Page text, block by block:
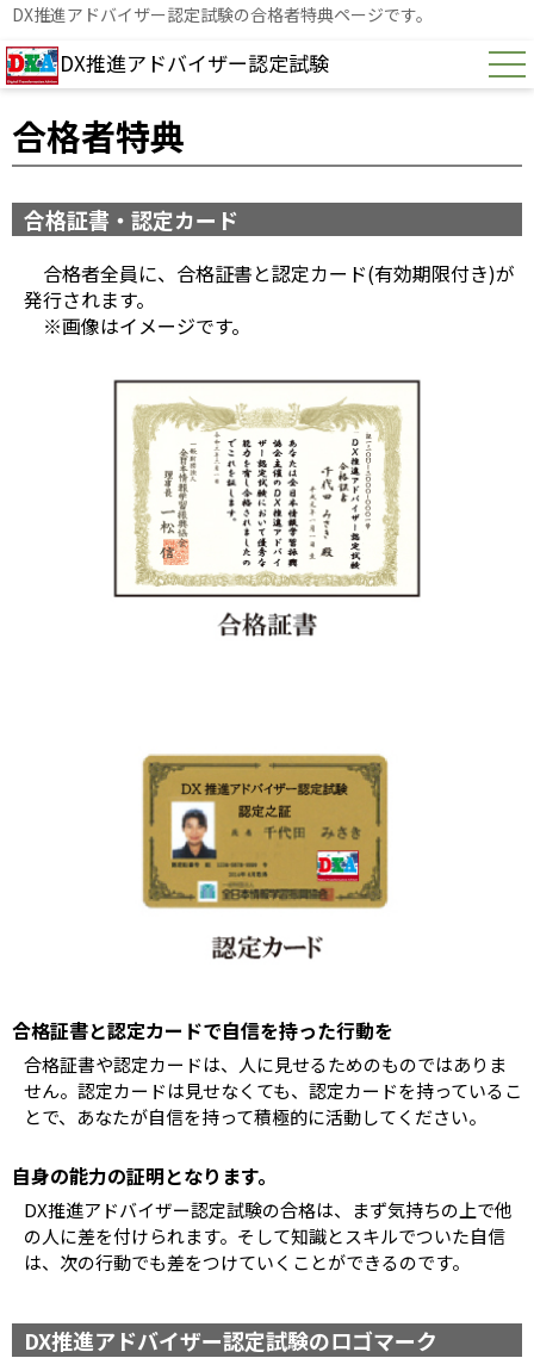
DX推進アドバイザー認定試験の合格者特典ページです。
DX推進アドバイザー認定試験
合格者特典
合格証書・認定カード
合格者全員に、合格証書と認定カード(有効期限付き)が
発行されます。
※画像はイメージです。
合格証書と認定カードで自信を持った行動を
合格証書や認定カードは、人に見せるためのものではありま
せん。認定カードは見せなくても、認定カードを持っているこ
とで、あなたが自信を持って積極的に活動してください。
自身の能力の証明となります。
DX推進アドバイザー認定試験の合格は、まず気持ちの上で他
の人に差を付けられます。そして知識とスキルでついた自信
は、次の行動でも差をつけていくことができるのです。
DX推進アドバイザー認定試験のロゴマーク